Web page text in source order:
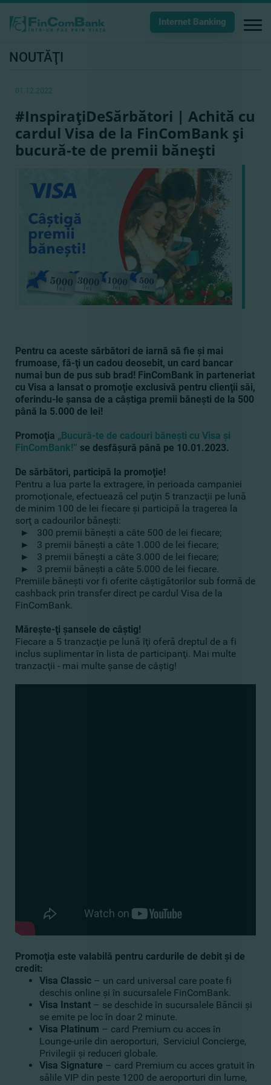
Internet Banking
NOUTĂŢI
01.12.2022
#InspiraţiDeSărbători | Achită cu
cardul Visa de la FinComBank şi
bucură-te de premii băneşti
Pentru ca aceste sărbători de iarnă să fie şi mai
frumoase, fă-ţi un cadou deosebit, un card bancar
numai bun de pus sub brad! FinComBank în parteneriat
cu Visa a lansat o promoţie exclusivă pentru clienţii săi,
oferindu-le şansa de a câştiga premii băneşti de la 500
până la 5.000 de lei!
Promoţia „Bucură-te de cadouri băneşti cu Visa şi
FinComBank!” se desfăşură până pe 10.01.2023.
De sărbători, participă la promoţie!
Pentru a lua parte la extragere, în perioada campaniei
promoţionale, efectuează cel puţin 5 tranzacţii pe lună
de minim 100 de lei fiecare şi participă la tragerea la
sorţ a cadourilor băneşti:
►
300 premii băneşti a câte 500 de lei fiecare;
►
3 premii băneşti a câte 1.000 de lei fiecare;
►
3 premii băneşti a câte 3.000 de lei fiecare;
►
3 premii băneşti a câte 5.000 de lei fiecare.
Premiile băneşti vor fi oferite câştigătorilor sub formă de
cashback prin transfer direct pe cardul Visa de la
FinComBank.
Măreşte-ţi şansele de câştig!
Fiecare a 5 tranzacţie pe lună îţi oferă dreptul de a fi
inclus suplimentar în lista de participanţi. Mai multe
tranzacţii - mai multe şanse de câştig!
Promoţia este valabilă pentru cardurile de debit şi de
credit:
Visa Classic – un card universal care poate fi
deschis online şi în sucursalele FinComBank.
Visa Instant – se deschide în sucursalele Băncii şi
se emite pe loc în doar 2 minute.
Visa Platinum – card Premium cu acces în
Lounge-urile din aeroporturi, Serviciul Concierge,
Privilegii şi reduceri globale.
Visa Signature – card Premium cu acces gratuit în
sălile VIP din peste 1200 de aeroporturi din lume,